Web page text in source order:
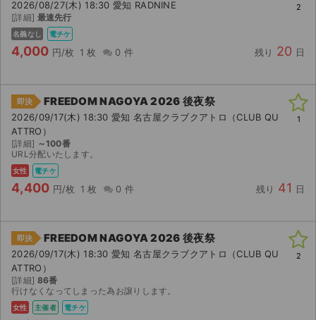
ご利用ガイド
ご利用ガイド
AIに質問する
よくある質問
お知らせ
2026/08/27(木) 18:30 愛知 RADNINE
[詳細] 最速先行
名義なし 電チケ
4,000 円/枚 1 枚 0 件 残り 20 日
2
即決 FREEDOM NAGOYA 2026 後夜祭
2026/09/17(木) 18:30 愛知 名古屋クラブクアトロ（CLUB QU
ATTRO）
[詳細] ～100番
URL分配いたします。
女性 電チケ
4,400 円/枚 1 枚 0 件 残り 41 日
1
即決 FREEDOM NAGOYA 2026 後夜祭
2026/09/17(木) 18:30 愛知 名古屋クラブクアトロ（CLUB QU
ATTRO）
[詳細] 86番
行けなくなってしまった為お譲りします。
女性 主催者 電チケ
2